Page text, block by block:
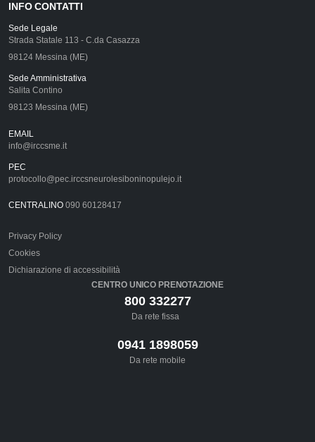
INFO CONTATTI
Sede Legale
Strada Statale 113 - C.da Casazza
98124 Messina (ME)
Sede Amministrativa
Salita Contino
98123 Messina (ME)
EMAIL
info@irccsme.it
PEC
protocollo@pec.irccsneurolesiboninopulejo.it
CENTRALINO 090 60128417
Privacy Policy
Cookies
Dichiarazione di accessibilità
CENTRO UNICO PRENOTAZIONE
800 332277
Da rete fissa
0941 1898059
Da rete mobile